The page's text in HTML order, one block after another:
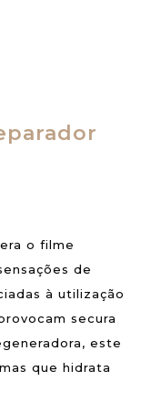
o filme
de
à utilização
secura
este
que hidrata